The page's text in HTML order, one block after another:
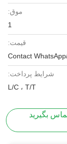
موق:
1
قیمت:
Contact
شرایط پرداخت:
L/C ، T/T
بگیرید